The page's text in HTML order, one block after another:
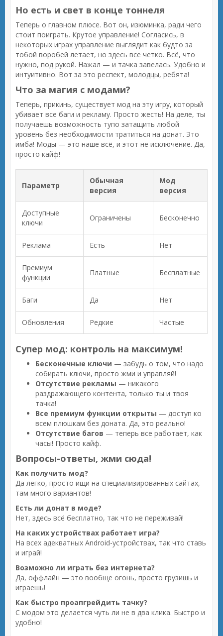
Но есть и свет в конце тоннеля
Теперь о главном плюсе. Вот он, изюминка, ради чего
стоит поиграть. Крутое управление! Согласись, в
некоторых играх управление выглядит как будто за
тобой воробей летает, но здесь все четко. Всё, что
нужно, под рукой. Нажал — и тачка завелась. Удобно и
интуитивно. Вот за это респект, молодцы, ребята!
Что за магия с модами?
Теперь, прикинь, существует мод на эту игру, который
убивает все баги и рекламу. Просто жесть! На деле, ты
получаешь возможность тупо затащить любой
уровень без необходимости тратиться на донат. Это
имба! Моды — это наше всё, и этот не исключение. Да,
просто кайф!
Параметр
Обычная
версия
Мод
версия
Доступные
ключи
Ограничены Бесконечно
Реклама Есть Нет
Премиум
функции
Платные Бесплатные
Баги Да Нет
Обновления Редкие Частые
Супер мод: контроль на максимум!
Бесконечные ключи — забудь о том, что надо
собирать ключи, просто жми и управляй!
Отсутствие рекламы — никакого
раздражающего контента, только ты и твоя
тачка!
Все премиум функции открыты — доступ ко
всем плюшкам без доната. Да, это реально!
Отсутствие багов — теперь все работает, как
часы! Просто кайф.
Вопросы-ответы, жми сюда!
Как получить мод?
Да легко, просто ищи на специализированных сайтах,
там много вариантов!
Есть ли донат в моде?
Нет, здесь всё бесплатно, так что не переживай!
На каких устройствах работает игра?
На всех адекватных Android-устройствах, так что ставь
и играй!
Возможно ли играть без интернета?
Да, оффлайн — это вообще огонь, просто грузишь и
играешь!
Как быстро проапгрейдить тачку?
С модом это делается чуть ли не в два клика. Быстро и
удобно!